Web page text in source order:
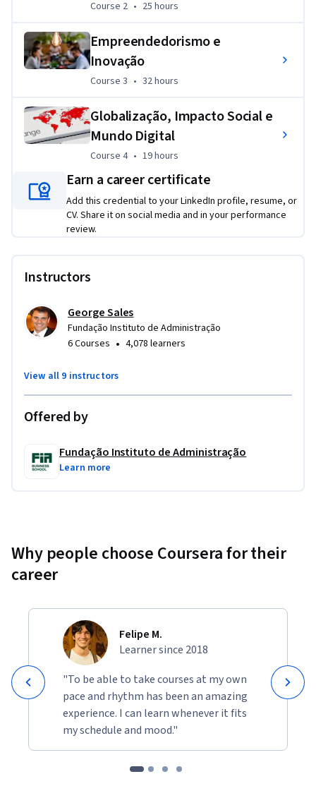
Applied Learning Project
desenvolvimento de um projeto aplicado. As atividades
avaliativas são realizadas ao longo de cada curso. Cada curso
é composto por quatro avaliações ao final de cada módulo,
cursos integrados.
Course 2, 25 hours
Course 2 • 25 hours
Empreendedorismo e
Inovação
Course 3 32 hours
Course 3 • 32 hours
Globalização, Impacto Social e
Mundo Digital
Course 4, 19 hours
Course 4 • 19 hours
Earn a career certificate
Add this credential to your LinkedIn profile, resume, or
CV. Share it on social media and in your performance
review.
Instructors
George Sales
Fundação Instituto de Administração
6 Courses • 4,078 learners
View all 9 instructors
Offered by
Fundação Instituto de Administração
Learn more
Why people choose Coursera for their
career
Felipe M.
Learner since 2018
"To be able to take courses at my own
pace and rhythm has been an amazing
experience. I can learn whenever it fits
my schedule and mood."